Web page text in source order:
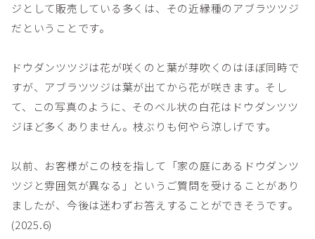
ジとして販売している多くは、その近縁種のアブラツツジ
だということです。
ドウダンツツジは花が咲くのと葉が芽吹くのはほぼ同時で
すが、アブラツツジは葉が出てから花が咲きます。そし
て、この写真のように、そのベル状の白花はドウダンツツ
ジほど多くありません。枝ぶりも何やら涼しげです。
以前、お客様がこの枝を指して「家の庭にあるドウダンツ
ツジと雰囲気が異なる」というご質問を受けることがあり
ましたが、今後は迷わずお答えすることができそうです。
(2025.6)